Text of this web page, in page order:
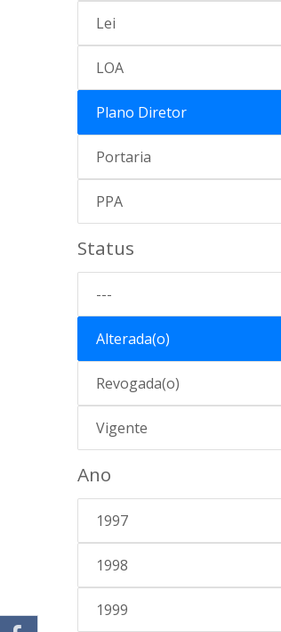
Lei
LOA
Plano Diretor
Portaria
PPA
Status
---
Alterada(o)
Revogada(o)
Vigente
Ano
1997
1998
1999